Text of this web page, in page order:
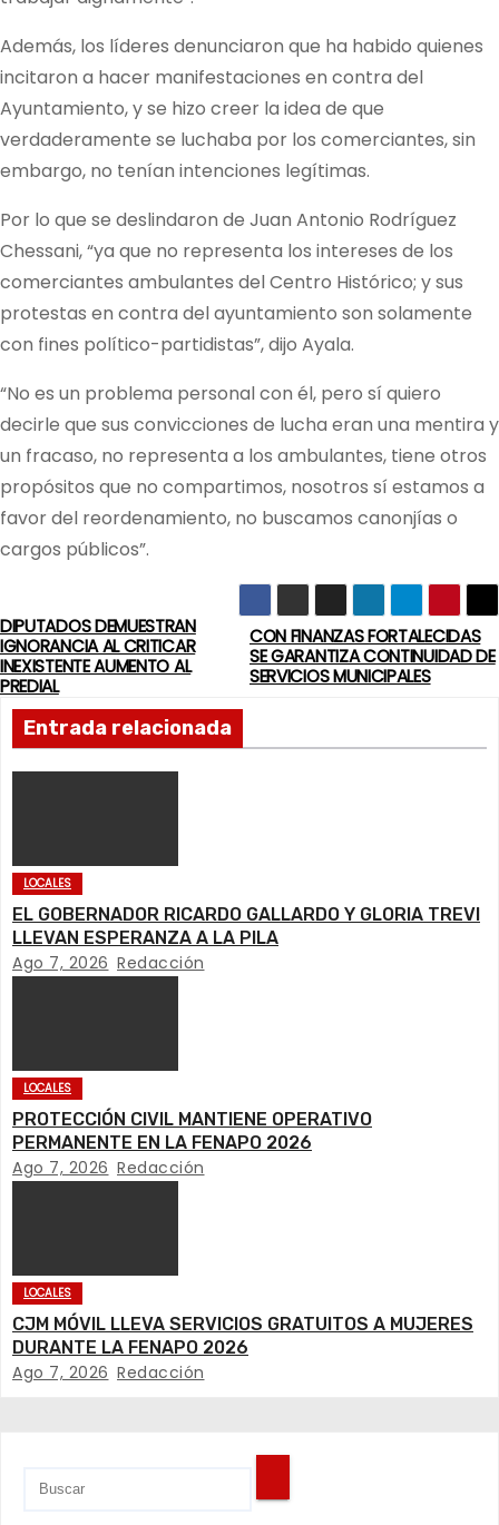
Además, los líderes denunciaron que ha habido quienes
incitaron a hacer manifestaciones en contra del
Ayuntamiento, y se hizo creer la idea de que
verdaderamente se luchaba por los comerciantes, sin
embargo, no tenían intenciones legítimas.
Por lo que se deslindaron de Juan Antonio Rodríguez
Chessani, “ya que no representa los intereses de los
comerciantes ambulantes del Centro Histórico; y sus
protestas en contra del ayuntamiento son solamente
con fines político-partidistas”, dijo Ayala.
“No es un problema personal con él, pero sí quiero
decirle que sus convicciones de lucha eran una mentira y
un fracaso, no representa a los ambulantes, tiene otros
propósitos que no compartimos, nosotros sí estamos a
favor del reordenamiento, no buscamos canonjías o
cargos públicos”.
N
a
e
a
c
n
d
e
t
r
a
CON FINANZAS FORTALECIDAS
SE GARANTIZA CONTINUIDAD DE
SERVICIOS MUNICIPALES
DIPUTADOS DEMUESTRAN
IGNORANCIA AL CRITICAR
INEXISTENTE AUMENTO AL
PREDIAL
Entrada relacionada
LOCALES
EL GOBERNADOR RICARDO GALLARDO Y GLORIA TREVI
LLEVAN ESPERANZA A LA PILA
Ago 7, 2026 Redacción
LOCALES
PROTECCIÓN CIVIL MANTIENE OPERATIVO
PERMANENTE EN LA FENAPO 2026
Ago 7, 2026 Redacción
LOCALES
CJM MÓVIL LLEVA SERVICIOS GRATUITOS A MUJERES
DURANTE LA FENAPO 2026
Ago 7, 2026 Redacción